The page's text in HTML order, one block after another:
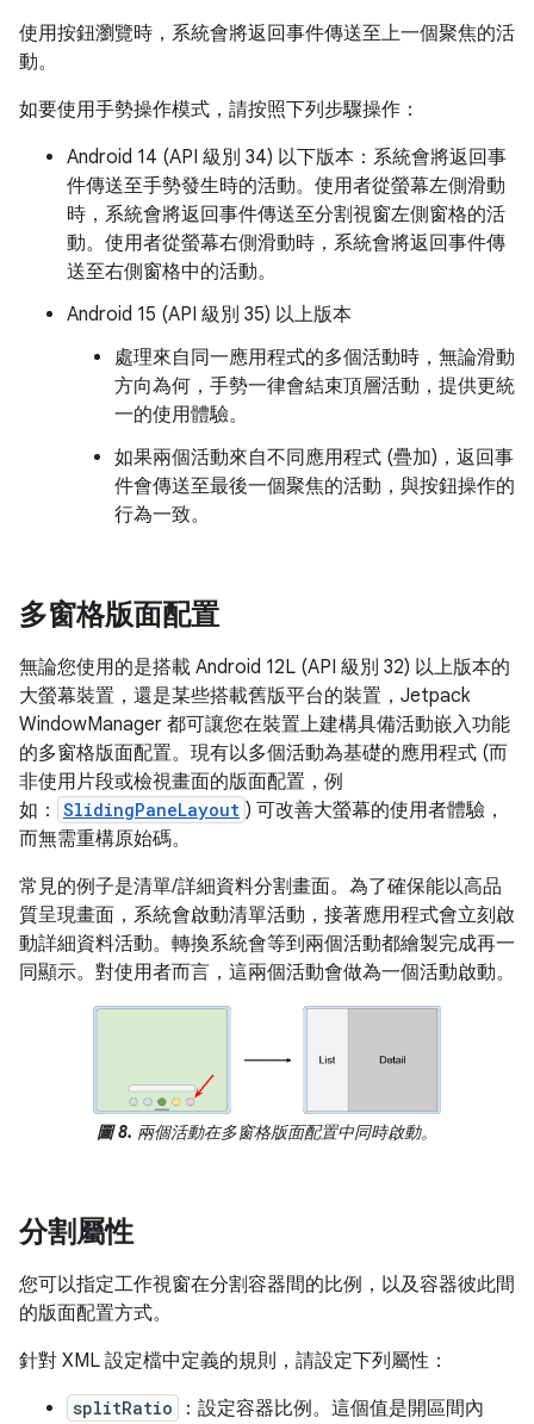
使用按鈕瀏覽時，系統會將返回事件傳送至上一個聚焦的活
動。
如要使用手勢操作模式，請按照下列步驟操作：
Android 14 (API 級別 34) 以下版本：系統會將返回事
件傳送至手勢發生時的活動。使用者從螢幕左側滑動
時，系統會將返回事件傳送至分割視窗左側窗格的活
動。使用者從螢幕右側滑動時，系統會將返回事件傳
送至右側窗格中的活動。
Android 15 (API 級別 35) 以上版本
處理來自同一應用程式的多個活動時，無論滑動
方向為何，手勢一律會結束頂層活動，提供更統
一的使用體驗。
如果兩個活動來自不同應用程式 (疊加)，返回事
件會傳送至最後一個聚焦的活動，與按鈕操作的
行為一致。
多窗格版面配置
無論您使用的是搭載 Android 12L (API 級別 32) 以上版本的
大螢幕裝置，還是某些搭載舊版平台的裝置，Jetpack
WindowManager 都可讓您在裝置上建構具備活動嵌入功能
的多窗格版面配置。現有以多個活動為基礎的應用程式 (而
非使用片段或檢視畫面的版面配置，例
如：
SlidingPaneLayout ) 可改善大螢幕的使用者體驗，
而無需重構原始碼。
常見的例子是清單/詳細資料分割畫面。為了確保能以高品
質呈現畫面，系統會啟動清單活動，接著應用程式會立刻啟
動詳細資料活動。轉換系統會等到兩個活動都繪製完成再一
同顯示。對使用者而言，這兩個活動會做為一個活動啟動。
圖 8. 兩個活動在多窗格版面配置中同時啟動。
分割屬性
您可以指定工作視窗在分割容器間的比例，以及容器彼此間
的版面配置方式。
針對 XML 設定檔中定義的規則，請設定下列屬性：
splitRatio
：設定容器比例。這個值是開區間內